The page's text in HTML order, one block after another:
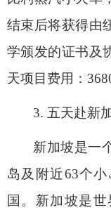
结束后将获得由
学颁发的证书及
天项目费用：
3. 五天赴新
新加坡是一
岛及附近63个小
国。新加坡是世